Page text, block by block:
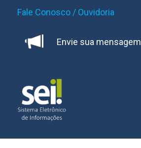
Fale Conosco / Ouvidoria
Envie sua mensagem